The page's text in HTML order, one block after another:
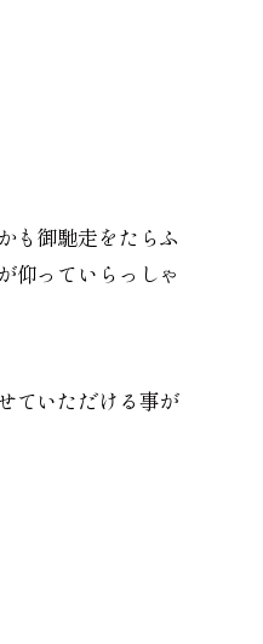
も御馳走をたらふ
仰っていらっしゃ
ていただける事が